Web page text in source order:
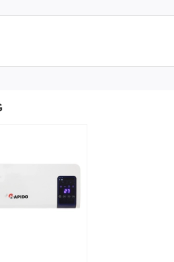
tạo, có tác dụng bớt chói mắt và có
độ C)
thời gian chờ đợi, đạt độ ấm lý tưởng